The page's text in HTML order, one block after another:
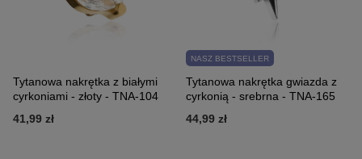
Tytanowa nakrętka z białymi
cyrkoniami - złoty - TNA-104
41,99 zł
NASZ BESTSELLER
Tytanowa nakrętka gwiazda z
cyrkonią - srebrna - TNA-165
44,99 zł